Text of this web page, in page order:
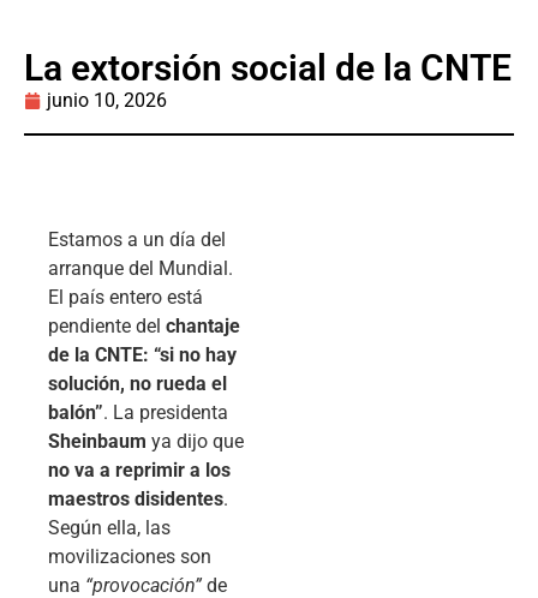
La extorsión social de la CNTE
junio 10, 2026
Estamos a un día del
arranque del Mundial.
El país entero está
pendiente del chantaje
de la CNTE: “si no hay
solución, no rueda el
balón”. La presidenta
Sheinbaum ya dijo que
no va a reprimir a los
maestros disidentes.
Según ella, las
movilizaciones son
una “provocación” de